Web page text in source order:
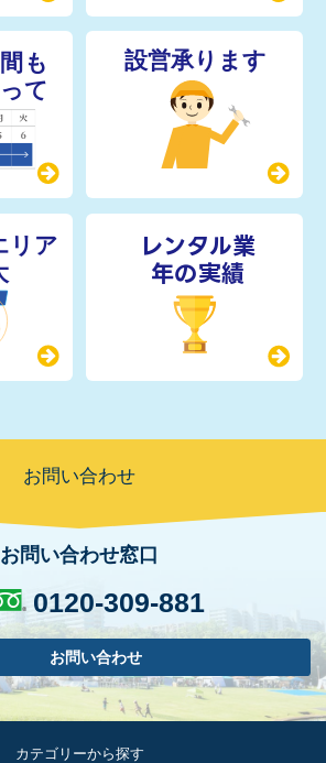
レンタル業
年の実績
お問い合わせ
お問い合わせ窓口
0120-309-881
お問い合わせ
カテゴリーから探す